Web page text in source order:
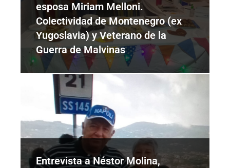
esposa Miriam Melloni.
Colectividad de Montenegro (ex
Yugoslavia) y Veterano de la
Guerra de Malvinas
Entrevista a Néstor Molina,